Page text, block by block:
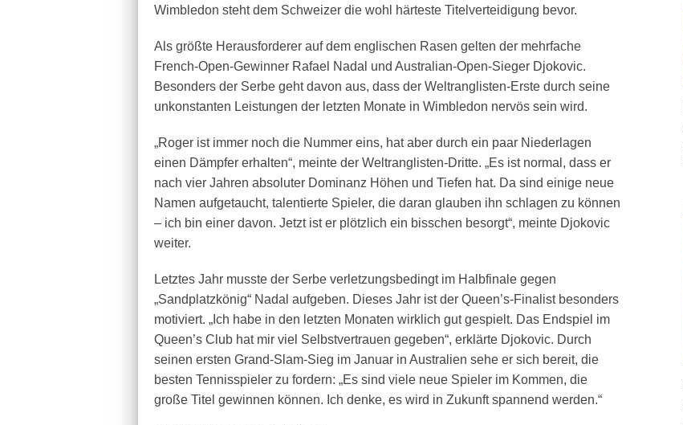
Wimbledon steht dem Schweizer die wohl härteste Titelverteidigung bevor.
Als größte Herausforderer auf dem englischen Rasen gelten der mehrfache
French-Open-Gewinner Rafael Nadal und Australian-Open-Sieger Djokovic.
Besonders der Serbe geht davon aus, dass der Weltranglisten-Erste durch seine
unkonstanten Leistungen der letzten Monate in Wimbledon nervös sein wird.
„Roger ist immer noch die Nummer eins, hat aber durch ein paar Niederlagen
einen Dämpfer erhalten“, meinte der Weltranglisten-Dritte. „Es ist normal, dass er
nach vier Jahren absoluter Dominanz Höhen und Tiefen hat. Da sind einige neue
Namen aufgetaucht, talentierte Spieler, die daran glauben ihn schlagen zu können
– ich bin einer davon. Jetzt ist er plötzlich ein bisschen besorgt“, meinte Djokovic
weiter.
Letztes Jahr musste der Serbe verletzungsbedingt im Halbfinale gegen
„Sandplatzkönig“ Nadal aufgeben. Dieses Jahr ist der Queen’s-Finalist besonders
motiviert. „Ich habe in den letzten Monaten wirklich gut gespielt. Das Endspiel im
Queen’s Club hat mir viel Selbstvertrauen gegeben“, erklärte Djokovic. Durch
seinen ersten Grand-Slam-Sieg im Januar in Australien sehe er sich bereit, die
besten Tennisspieler zu fordern: „Es sind viele neue Spieler im Kommen, die
große Titel gewinnen können. Ich denke, es wird in Zukunft spannend werden.“